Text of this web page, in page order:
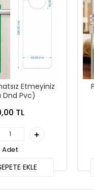
Etmeyiniz
Dnd Pvc)
TL
Adet
EKLE